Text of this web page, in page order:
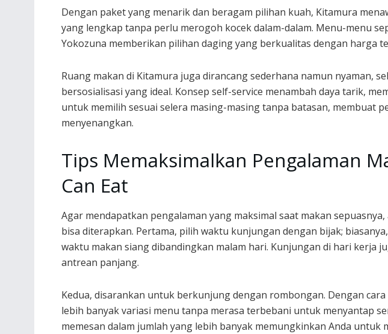
Dengan paket yang menarik dan beragam pilihan kuah, Kitamura
yang lengkap tanpa perlu merogoh kocek dalam-dalam. Menu-menu
Yokozuna memberikan pilihan daging yang berkualitas dengan harga
Ruang makan di Kitamura juga dirancang sederhana namun nyaman,
bersosialisasi yang ideal. Konsep self-service menambah daya tarik,
untuk memilih sesuai selera masing-masing tanpa batasan, membuat
menyenangkan.
Tips Memaksimalkan Pengalaman
Can Eat
Agar mendapatkan pengalaman yang maksimal saat makan
bisa diterapkan. Pertama, pilih waktu kunjungan dengan bijak;
waktu makan siang dibandingkan malam hari. Kunjungan di hari kerja
antrean panjang.
Kedua, disarankan untuk berkunjung dengan rombongan. Dengan
lebih banyak variasi menu tanpa merasa terbebani untuk menyantap
memesan dalam jumlah yang lebih banyak memungkinkan Anda untuk